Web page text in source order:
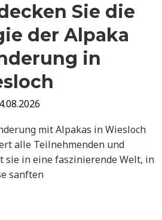
Sie die
der Alpaka
in
mit Alpakas in Wiesloch
alle Teilnehmenden und
sie in eine faszinierende Welt, in
sanften